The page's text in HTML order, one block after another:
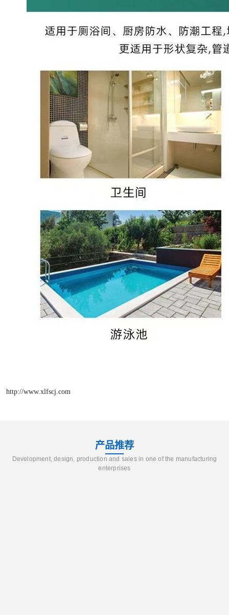
http://www.xlfscj.com
产品推荐
Development, design, production and sales in one of the manufacturing
enterprises